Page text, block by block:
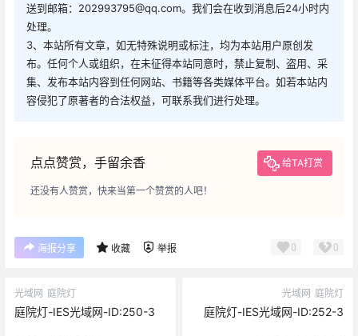
送到邮箱：202993795@qq.com。我们会在收到消息后24小时内
处理。
3、本站所有文章，如无特殊说明或标注，均为本站用户原创发
布。任何个人或组织，在未征得本站同意时，禁止复制、盗用、采
集、发布本站内容到任何网站、书籍等各类媒体平台。如若本站内
容侵犯了原著者的合法权益，可联系我们进行处理。
点点赞赏，手留余香 给TA打赏
还没有人赞赏，快来当第一个赞赏的人吧！
海报分享 收藏 举报 0 0
光域网 庭院灯
庭院灯-IES光域网-ID:250-3
光域网 庭院灯
庭院灯-IES光域网-ID:252-3